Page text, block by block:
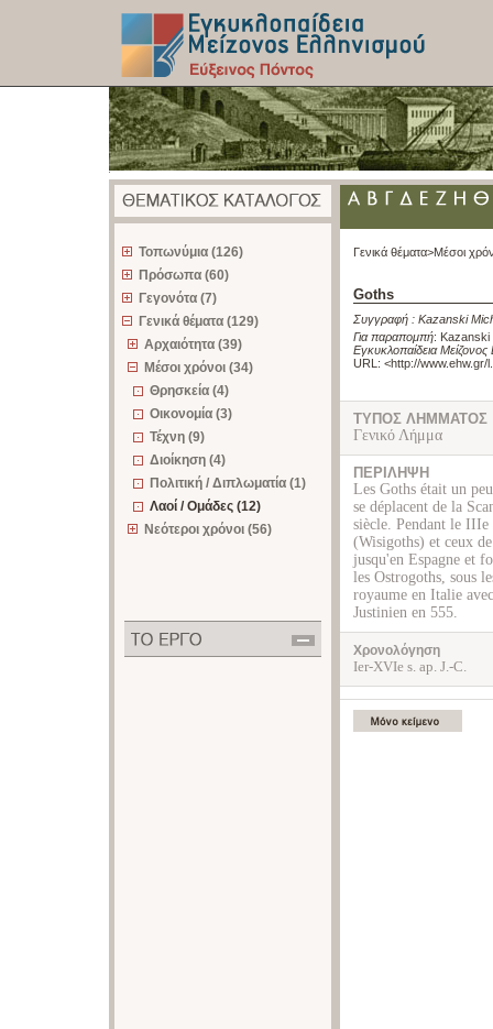
Τοπωνύμια (126)
Πρόσωπα (60)
Γεγονότα (7)
Γενικά θέματα (129)
Αρχαιότητα (39)
Μέσοι χρόνοι (34)
Θρησκεία (4)
Οικονομία (3)
Τέχνη (9)
Διοίκηση (4)
Πολιτική / Διπλωματία (1)
Λαοί / Ομάδες (12)
Νεότεροι χρόνοι (56)
Γενικά θέματα>Μέσοι
Goths
Συγγραφή : Kazanski
Για παραπομπή: Kazanski
Εγκυκλοπαίδεια
URL: <http://www.ehw.gr/
ΤΥΠΟΣ ΛΗΜΜΑΤΟΣ
Γενικό Λήμμα
ΠΕΡΙΛΗΨΗ
Les Goths était un
se déplacent de la
siècle. Pendant le
(Wisigoths) et ceux
jusqu'en Espagne et
les Ostrogoths, sous
royaume en Italie
Justinien en 555.
Χρονολόγηση
Ier-XVIe s. ap. J.-C.